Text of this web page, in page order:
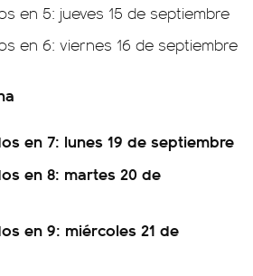
en 5: jueves 15 de septiembre
en 6: viernes 16 de septiembre
en 7: lunes 19 de septiembre
en 8: martes 20 de
en 9: miércoles 21 de